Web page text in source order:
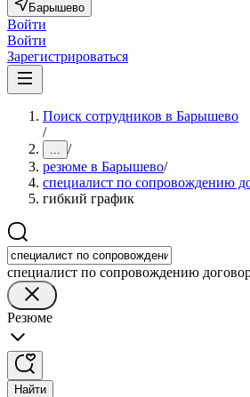
Барышево
Войти
Войти
Зарегистрироваться
Поиск сотрудников в Барышево
/
... /
резюме в Барышево/
специалист по сопровождению
гибкий график
специалист по сопровождению
Резюме
Найти